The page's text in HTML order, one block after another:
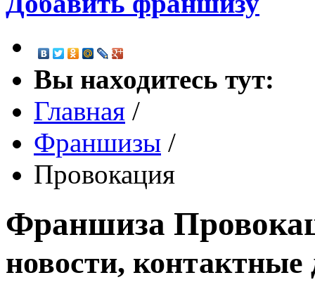
Вы находитесь тут:
Главная /
Франшизы /
Провокация
Франшиза
новости,